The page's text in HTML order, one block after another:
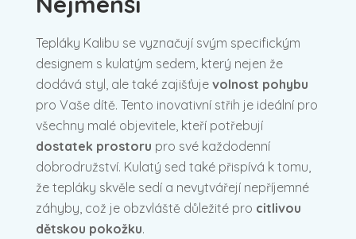
Tepláky Kalibu se vyznačují svým specifickým
designem s kulatým sedem, který nejen že
dodává styl, ale také zajišťuje volnost pohybu
pro Vaše dítě. Tento inovativní střih je ideální pro
všechny malé objevitele, kteří potřebují
dostatek prostoru pro své každodenní
dobrodružství. Kulatý sed také přispívá k tomu,
že tepláky skvěle sedí a nevytvářejí nepříjemné
záhyby, což je obzvláště důležité pro citlivou
dětskou pokožku.